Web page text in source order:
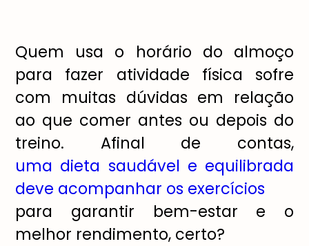
Quem usa o horário do almoço
para fazer atividade física sofre
com muitas dúvidas em relação
ao que comer antes ou depois do
treino. Afinal de contas,
uma dieta saudável e equilibrada
deve acompanhar os exercícios
para garantir bem-estar e o
melhor rendimento, certo?